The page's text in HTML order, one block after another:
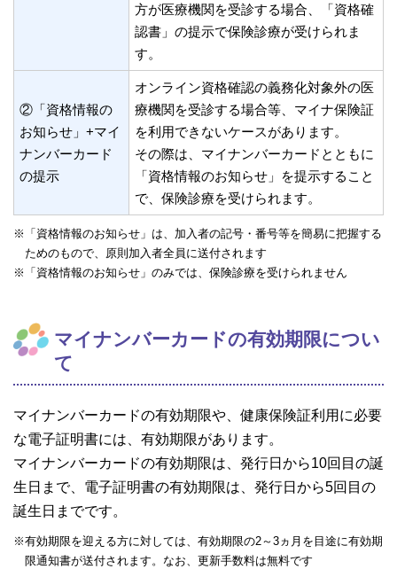
方が医療機関を受診する場合、「資格確
認書」の提示で保険診療が受けられま
す。
②「資格情報の
お知らせ」+マイ
ナンバーカード
の提示
オンライン資格確認の義務化対象外の医
療機関を受診する場合等、マイナ保険証
を利用できないケースがあります。
その際は、マイナンバーカードとともに
「資格情報のお知らせ」を提示すること
で、保険診療を受けられます。
※「資格情報のお知らせ」は、加入者の記号・番号等を簡易に把握する
ためのもので、原則加入者全員に送付されます
※「資格情報のお知らせ」のみでは、保険診療を受けられません
マイナンバーカードの有効期限につい
て
マイナンバーカードの有効期限や、健康保険証利用に必要
な電子証明書には、有効期限があります。
マイナンバーカードの有効期限は、発行日から10回目の誕
生日まで、電子証明書の有効期限は、発行日から5回目の
誕生日までです。
※有効期限を迎える方に対しては、有効期限の2～3ヵ月を目途に有効期
限通知書が送付されます。なお、更新手数料は無料です